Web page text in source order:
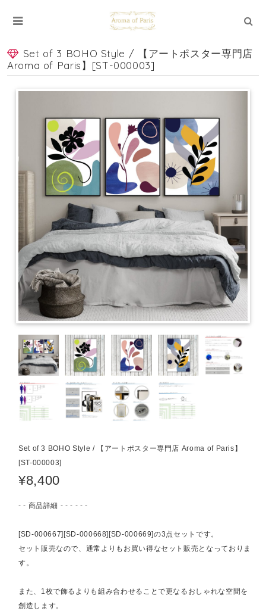
Set of 3 BOHO Style / 【アートポスター専門店
Aroma of Paris】[ST-000003]
Set of 3 BOHO Style / 【アートポスター専門店 Aroma of Paris】
[ST-000003]
¥8,400
- - 商品詳細 - - - - - -
[SD-000667][SD-000668][SD-000669]の3点セットです。
セット販売なので、通常よりもお買い得なセット販売となっておりま
す。
また、1枚で飾るよりも組み合わせることで更なるおしゃれな空間を
創造します。